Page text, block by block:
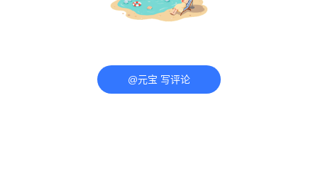
@元宝 写评论